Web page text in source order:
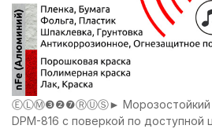
ⒺⓁⓂ❸❷❼ⓇⓊⓈ► Морозостойкий
DPM-816 с поверкой по доступной